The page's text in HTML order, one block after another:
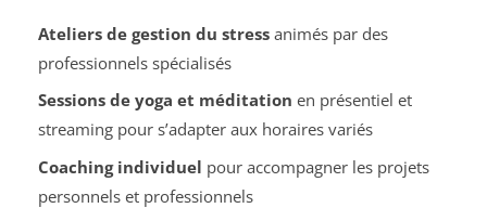
Ateliers de gestion du stressanimés par des
professionnels spécialisés
Sessions de yoga et méditation en présentiel et
streaming pour s’adapter aux horaires variés
Coaching individuel pour accompagner les projets
personnels et professionnels